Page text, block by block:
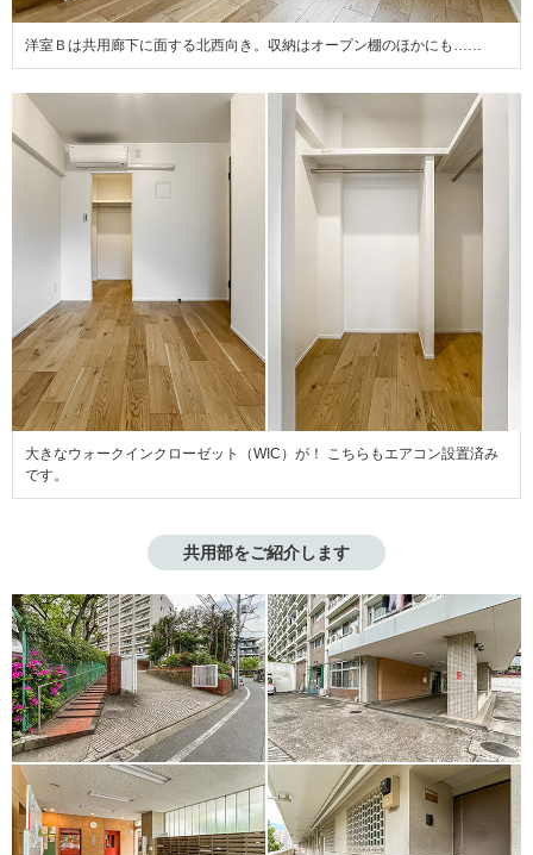
洋室Ｂは共用廊下に面する北西向き。収納はオープン棚のほかにも……
大きなウォークインクローゼット（WIC）が！ こちらもエアコン設置済み
です。
共用部をご紹介します